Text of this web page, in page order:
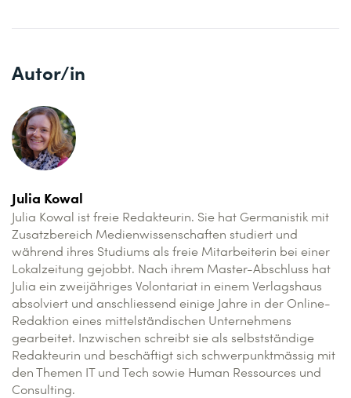
Autor/in
Julia Kowal
Julia Kowal ist freie Redakteurin. Sie hat Germanistik mit
Zusatzbereich Medienwissenschaften studiert und
während ihres Studiums als freie Mitarbeiterin bei einer
Lokalzeitung gejobbt. Nach ihrem Master-Abschluss hat
Julia ein zweijähriges Volontariat in einem Verlagshaus
absolviert und anschliessend einige Jahre in der Online-
Redaktion eines mittelständischen Unternehmens
gearbeitet. Inzwischen schreibt sie als selbstständige
Redakteurin und beschäftigt sich schwerpunktmässig mit
den Themen IT und Tech sowie Human Ressources und
Consulting.